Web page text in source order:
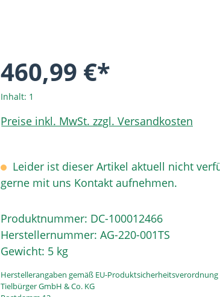
460,99 €*
Inhalt: 1
Preise inkl. MwSt. zzgl. Versandkosten
Leider ist dieser Artikel aktuell nicht
gerne mit uns Kontakt aufnehmen.
Produktnummer: DC-100012466
Herstellernummer: AG-220-001TS
Gewicht: 5 kg
Herstellerangaben gemäß EU-Produktsicherheitsverordnung
Tielbürger GmbH & Co. KG